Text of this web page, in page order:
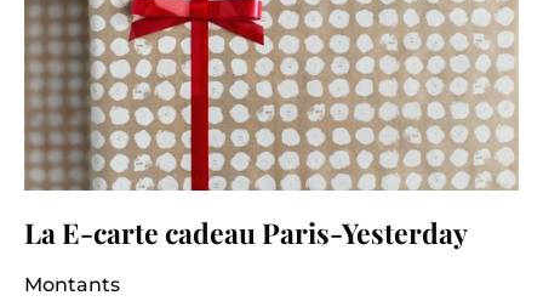
La E-carte cadeau Paris-Yesterday
Montants